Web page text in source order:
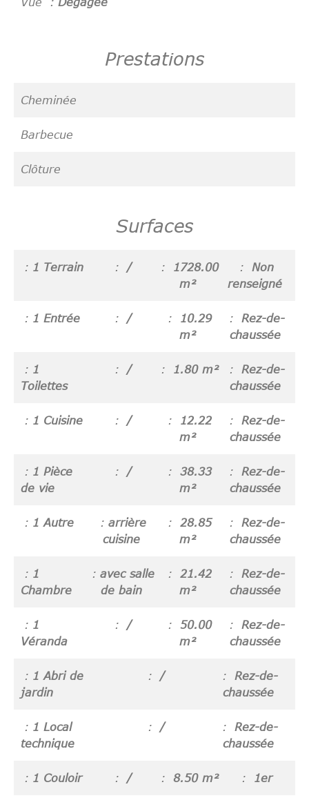
Prestations
Cheminée
Barbecue
Clôture
Surfaces
1 Terrain /
1728.00
m²
Non
renseigné
1 Entrée /
10.29
m²
Rez-de-
chaussée
1
Toilettes
/ 1.80 m²
Rez-de-
chaussée
1 Cuisine /
12.22
m²
Rez-de-
chaussée
1 Pièce
de vie
/
38.33
m²
Rez-de-
chaussée
1 Autre
arrière
cuisine
28.85
m²
Rez-de-
chaussée
1
Chambre
avec salle
de bain
21.42
m²
Rez-de-
chaussée
1
Véranda
/
50.00
m²
Rez-de-
chaussée
1 Abri de
jardin
/
Rez-de-
chaussée
1 Local
technique
/
Rez-de-
chaussée
1 Couloir / 8.50 m² 1er